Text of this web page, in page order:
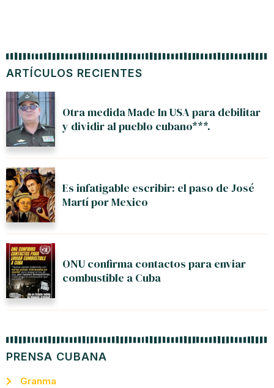
ARTÍCULOS RECIENTES
Otra medida Made In USA para debilitar
y dividir al pueblo cubano***.
Es infatigable escribir: el paso de José
Martí por Mexico
ONU confirma contactos para enviar
combustible a Cuba
PRENSA CUBANA
Granma